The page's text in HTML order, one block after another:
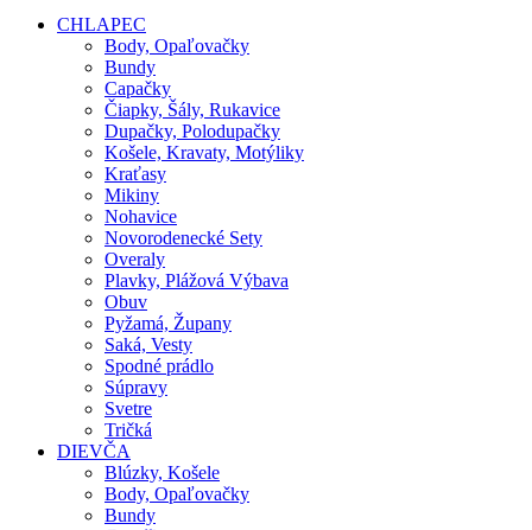
CHLAPEC
Body, Opaľovačky
Bundy
Capačky
Čiapky, Šály, Rukavice
Dupačky, Polodupačky
Košele, Kravaty, Motýliky
Kraťasy
Mikiny
Nohavice
Novorodenecké Sety
Overaly
Plavky, Plážová Výbava
Obuv
Pyžamá, Župany
Saká, Vesty
Spodné prádlo
Súpravy
Svetre
Tričká
DIEVČA
Blúzky, Košele
Body, Opaľovačky
Bundy